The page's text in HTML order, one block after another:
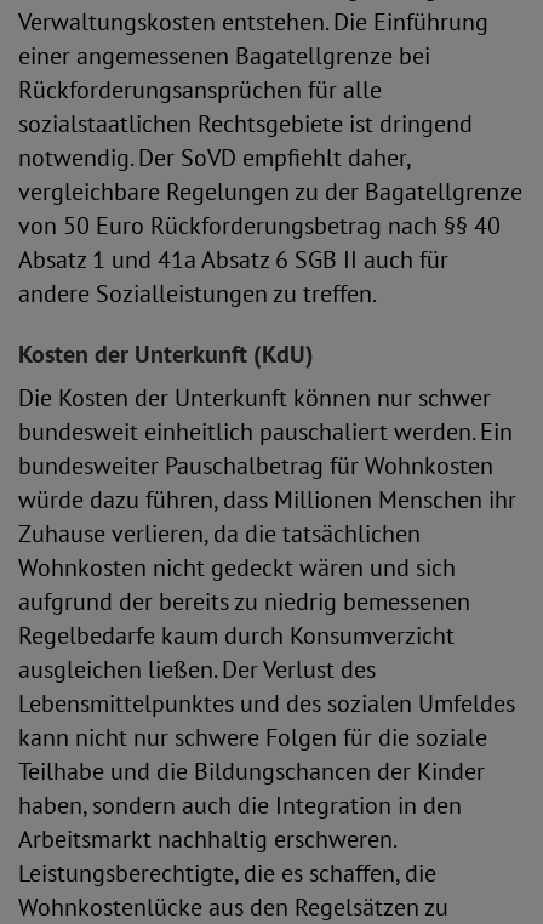
Verwaltungskosten entstehen. Die Einführung
einer angemessenen Bagatellgrenze bei
Rückforderungsansprüchen für alle
sozialstaatlichen Rechtsgebiete ist dringend
notwendig. Der SoVD empfiehlt daher,
vergleichbare Regelungen zu der Bagatellgrenze
von 50 Euro Rückforderungsbetrag nach §§ 40
Absatz 1 und 41a Absatz 6 SGB II auch für
andere Sozialleistungen zu treffen.
Kosten der Unterkunft (KdU)
Die Kosten der Unterkunft können nur schwer
bundesweit einheitlich pauschaliert werden. Ein
bundesweiter Pauschalbetrag für Wohnkosten
würde dazu führen, dass Millionen Menschen ihr
Zuhause verlieren, da die tatsächlichen
Wohnkosten nicht gedeckt wären und sich
aufgrund der bereits zu niedrig bemessenen
Regelbedarfe kaum durch Konsumverzicht
ausgleichen ließen. Der Verlust des
Lebensmittelpunktes und des sozialen Umfeldes
kann nicht nur schwere Folgen für die soziale
Teilhabe und die Bildungschancen der Kinder
haben, sondern auch die Integration in den
Arbeitsmarkt nachhaltig erschweren.
Leistungsberechtigte, die es schaffen, die
Wohnkostenlücke aus den Regelsätzen zu